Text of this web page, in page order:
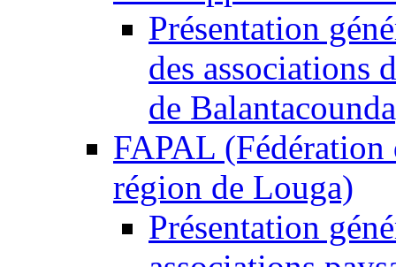
Présentation
des associations
de
FAPAL (Fédération
région de Louga)
Présentation